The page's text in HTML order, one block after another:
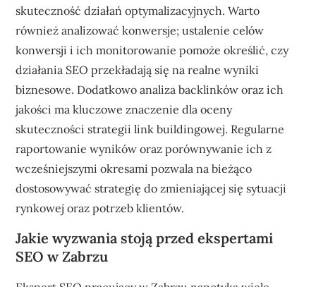
skuteczność działań optymalizacyjnych. Warto
również analizować konwersje; ustalenie celów
konwersji i ich monitorowanie pomoże określić, czy
działania SEO przekładają się na realne wyniki
biznesowe. Dodatkowo analiza backlinków oraz ich
jakości ma kluczowe znaczenie dla oceny
skuteczności strategii link buildingowej. Regularne
raportowanie wyników oraz porównywanie ich z
wcześniejszymi okresami pozwala na bieżąco
dostosowywać strategię do zmieniającej się sytuacji
rynkowej oraz potrzeb klientów.
Jakie wyzwania stoją przed ekspertami
SEO w Zabrzu